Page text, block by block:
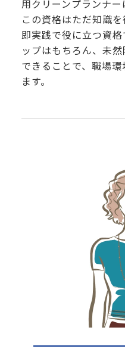
用クリーンプランナー
この資格はただ知識
即実践で役に立つ資
ップはもちろん、未
できることで、職場
ます。